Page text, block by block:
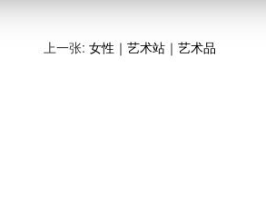
上一张: 女性｜艺术站｜艺术品